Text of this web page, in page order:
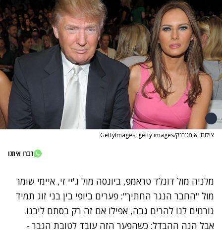
צילום: אימג'בנק/GettyImages, getty images
דברו איתנו
מלניה מול דונלד טראמפ, ביונסה מול ג'יי זי, איימי שומר
מול "החבר הנגר החתיך": פערים ביופי בין בני זוג תמיד
גורמים לנו להרים גבה, אפילו אם זה רק בסתם ליבנו.
אבל הנה ההבדל: כשהפער הזה עובד לטובת הגבר -